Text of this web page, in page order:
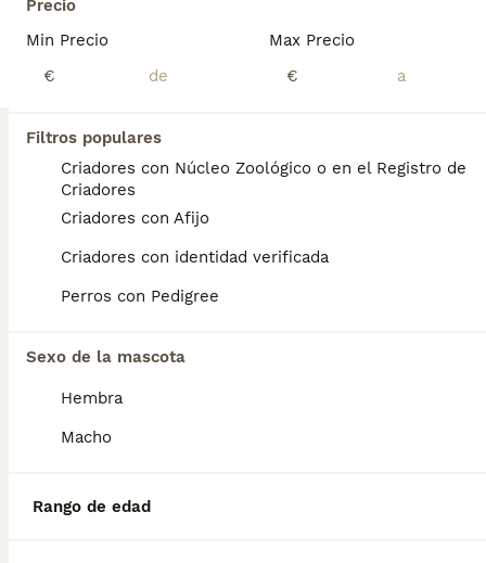
Precio
Min Precio
€
Max Precio
€
Filtros populares
Criadores con Núcleo Zoológico o en el Registro de
Criadores
Criadores con Afijo
Criadores con identidad verificada
Perros con Pedigree
Sexo de la mascota
Hembra
Macho
Rango de edad
Solo quedan ya dos machos para reservar
Sexo Precio
Identidad Verificada
PRO